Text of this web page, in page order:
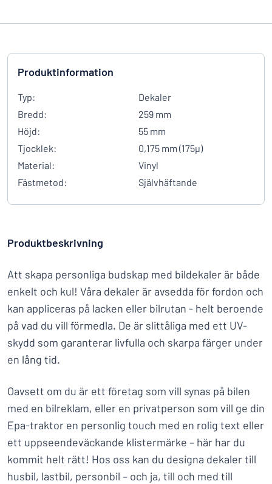
Produktinformation
Typ:
Dekaler
Bredd:
259 mm
Höjd:
55 mm
Tjocklek:
0,175 mm (175µ)
Material:
Vinyl
Fästmetod:
Självhäftande
Produktbeskrivning
Att skapa personliga budskap med bildekaler är både
enkelt och kul! Våra dekaler är avsedda för fordon och
kan appliceras på lacken eller bilrutan - helt beroende
på vad du vill förmedla. De är slittåliga med ett UV-
skydd som garanterar livfulla och skarpa färger under
en lång tid.
Oavsett om du är ett företag som vill synas på bilen
med en bilreklam, eller en privatperson som vill ge din
Epa-traktor en personlig touch med en rolig text eller
ett uppseendeväckande klistermärke – här har du
kommit helt rätt! Hos oss kan du designa dekaler till
husbil, lastbil, personbil – och ja, till och med till